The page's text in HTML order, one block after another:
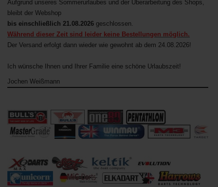
Aufgrund unseres Sommerurlaubes und der Überarbeitung des Shops,
bleibt der Webshop
bis einschließlich 21.08.2026 geschlossen.
Während dieser Zeit sind leider keine Bestellungen möglich.
Der Versand erfolgt dann wieder wie gewohnt ab dem 24.08.2026!
Ich wünsche Ihnen und Ihrer Familie eine schöne Urlaubszeit!
Jochen Weißmann